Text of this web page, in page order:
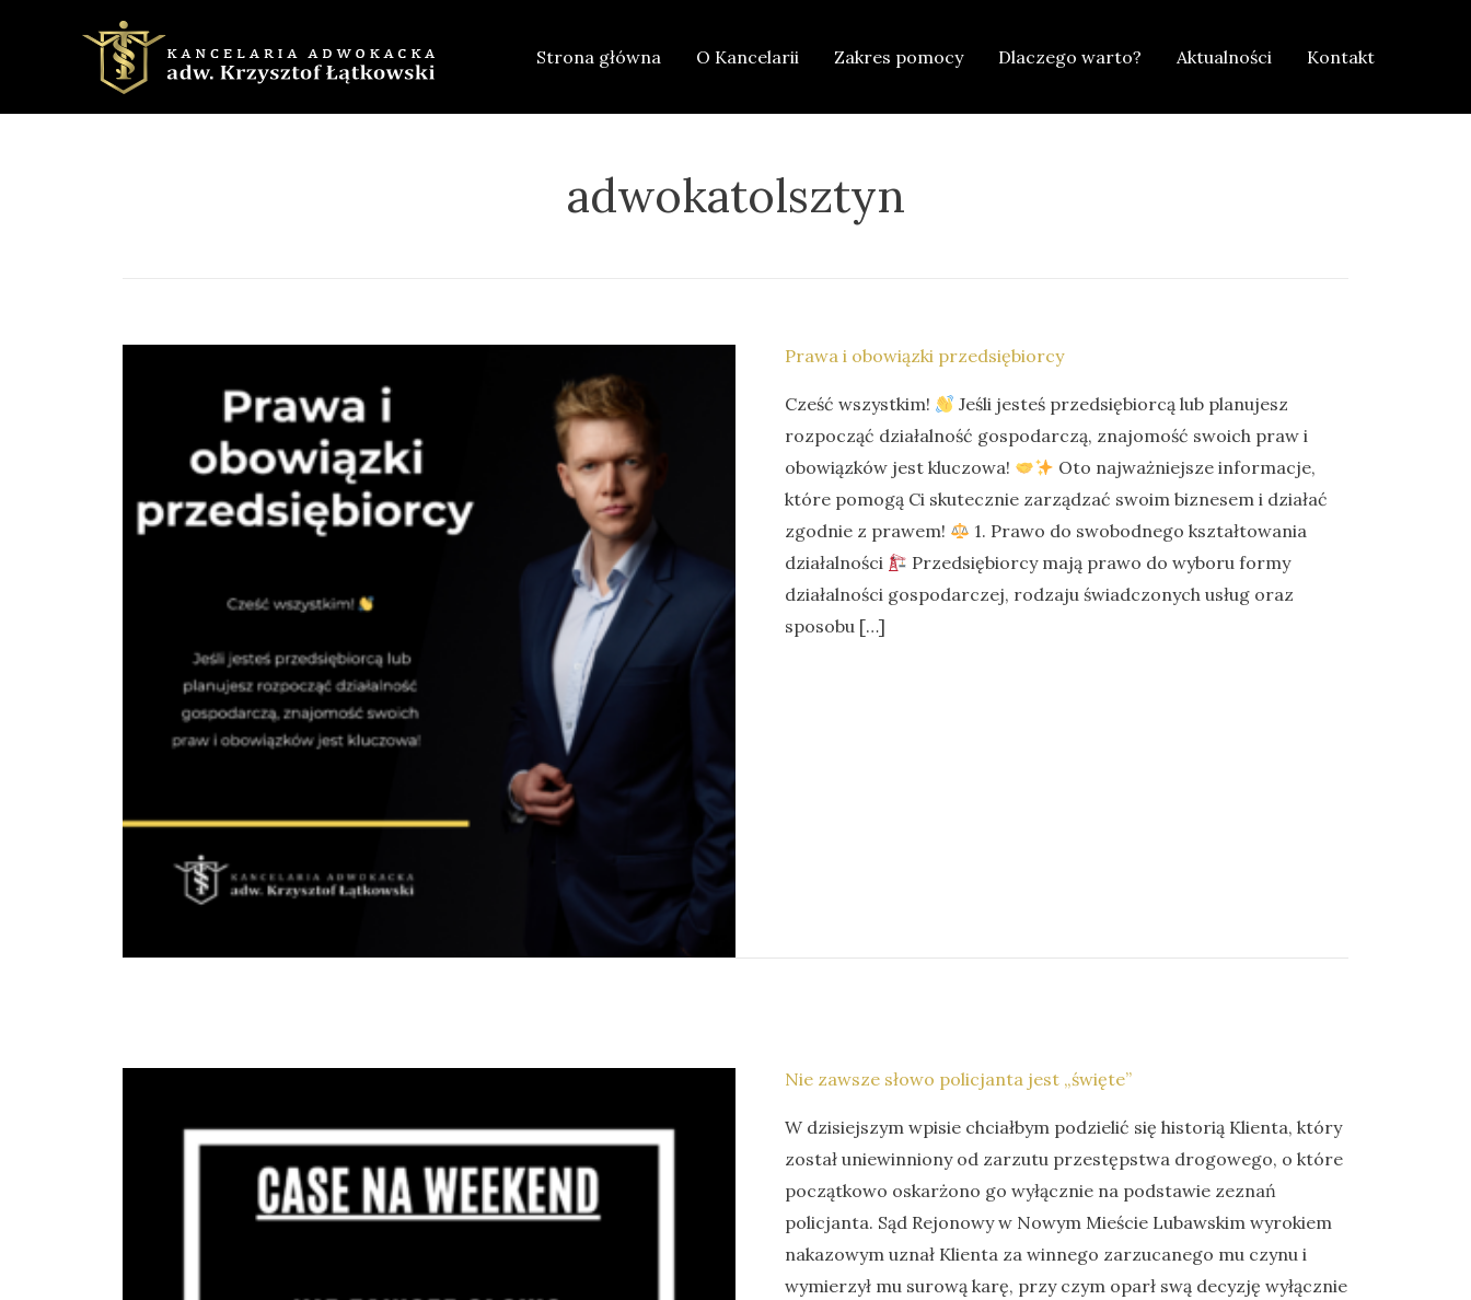
Strona główna O Kancelarii Zakres pomocy Dlaczego warto? Aktualności Kontakt
adwokatolsztyn
Prawa i obowiązki przedsiębiorcy
Cześć wszystkim!
Jeśli jesteś przedsiębiorcą lub planujesz
rozpocząć działalność gospodarczą, znajomość swoich praw i
obowiązków jest kluczowa!
Oto najważniejsze informacje,
które pomogą Ci skutecznie zarządzać swoim biznesem i działać
zgodnie z prawem!
1. Prawo do swobodnego kształtowania
działalności
Przedsiębiorcy mają prawo do wyboru formy
działalności gospodarczej, rodzaju świadczonych usług oraz
sposobu […]
Nie zawsze słowo policjanta jest „święte”
W dzisiejszym wpisie chciałbym podzielić się historią Klienta, który
został uniewinniony od zarzutu przestępstwa drogowego, o które
początkowo oskarżono go wyłącznie na podstawie zeznań
policjanta. Sąd Rejonowy w Nowym Mieście Lubawskim wyrokiem
nakazowym uznał Klienta za winnego zarzucanego mu czynu i
wymierzył mu surową karę, przy czym oparł swą decyzję wyłącznie